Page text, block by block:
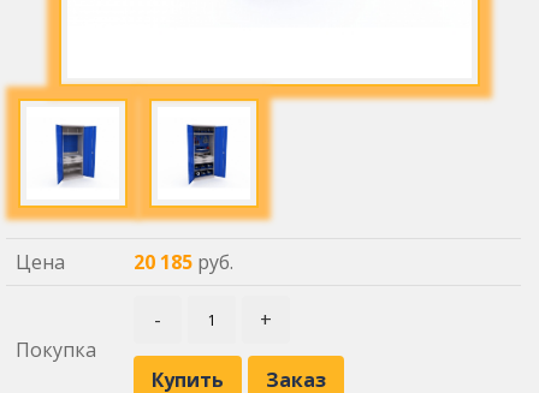
Цена 20 185 руб.
Покупка
- +
Купить Заказ